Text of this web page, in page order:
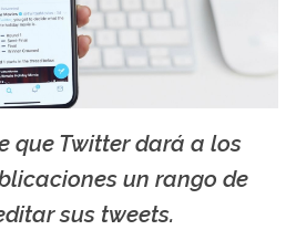
brandwatch.com
que Twitter dará a los
un rango de
sus tweets.